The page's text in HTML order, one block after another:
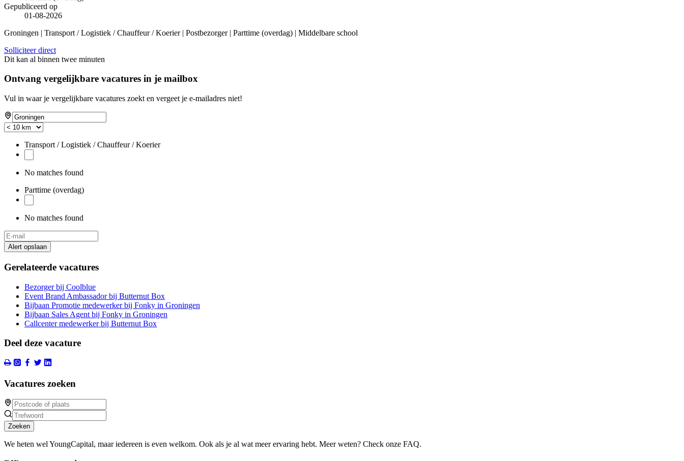
Gepubliceerd op
01-08-2026
Groningen | Transport / Logistiek / Chauffeur / Koerier | Postbezorger | Parttime (overdag) | Middelbare school
Solliciteer direct
Dit kan al binnen twee minuten
Ontvang vergelijkbare vacatures in je mailbox
Vul in waar je vergelijkbare vacatures zoekt en vergeet je e-mailadres niet!
Transport / Logistiek / Chauffeur / Koerier
No matches found
Parttime (overdag)
No matches found
Alert opslaan
Gerelateerde vacatures
Bezorger bij Coolblue
Event Brand Ambassador bij Butternut Box
Bijbaan Promotie medewerker bij Fonky in Groningen
Bijbaan Sales Agent bij Fonky in Groningen
Callcenter medewerker bij Butternut Box
Deel deze vacature
Vacatures zoeken
Zoeken
We heten wel YoungCapital, maar iedereen is even welkom. Ook als je al wat meer ervaring hebt. Meer weten? Check onze FAQ.